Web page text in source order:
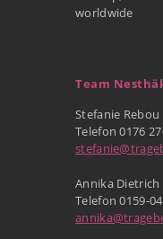
worldwide
Team
Stefanie Rebou
Telefon 0176
Annika Dietrich
Telefon 0159-